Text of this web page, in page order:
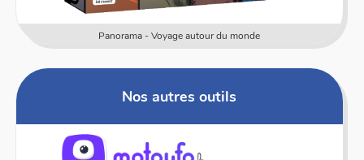
Numericards - Mesure
Nos autres outils